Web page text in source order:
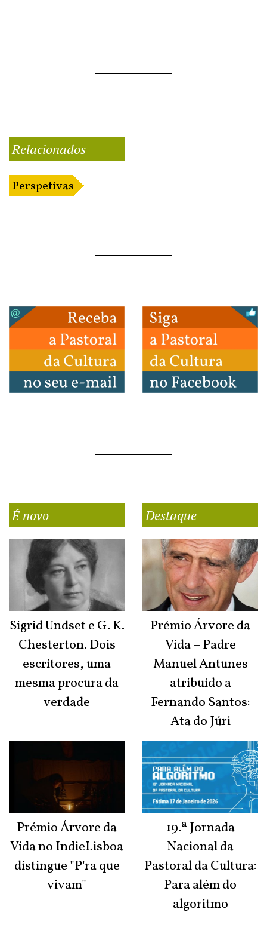
Relacionados
Perspetivas
É novo
Sigrid Undset e G. K.
Chesterton. Dois
escritores, uma
mesma procura da
verdade
Prémio Árvore da
Vida no IndieLisboa
distingue "P'ra que
vivam"
Destaque
Prémio Árvore da
Vida – Padre
Manuel Antunes
atribuído a
Fernando Santos:
Ata do Júri
19.ª Jornada
Nacional da
Pastoral da Cultura:
Para além do
algoritmo